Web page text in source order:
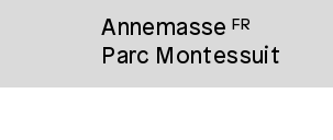
Annemasse FR
Parc Montessuit